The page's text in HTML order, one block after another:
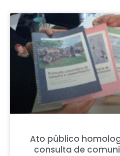
Ato público
consulta de